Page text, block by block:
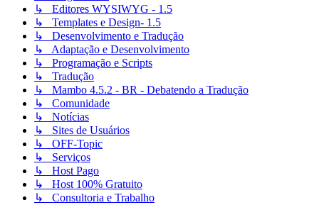
↳ Editores WYSIWYG - 1.5
↳ Templates e Design- 1.5
↳ Desenvolvimento e Tradução
↳ Adaptação e Desenvolvimento
↳ Programação e Scripts
↳ Tradução
↳ Mambo 4.5.2 - BR - Debatendo a Tradução
↳ Comunidade
↳ Notícias
↳ Sites de Usuários
↳ OFF-Topic
↳ Serviços
↳ Host Pago
↳ Host 100% Gratuito
↳ Consultoria e Trabalho